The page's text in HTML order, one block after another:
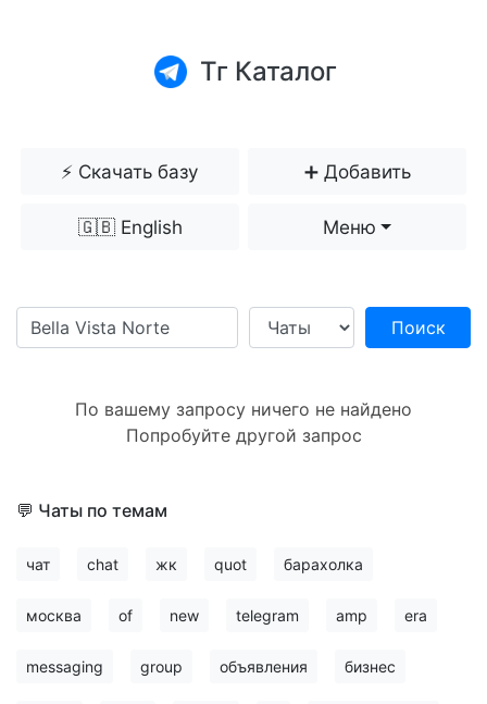
Тг Каталог
⚡️ Скачать базу ➕ Добавить
🇬🇧 English Меню
Поиск
По вашему запросу ничего не найдено
Попробуйте другой запрос
💬 Чаты по темам
чат chat жк quot барахолка
москва of new telegram amp era
messaging group объявления бизнес